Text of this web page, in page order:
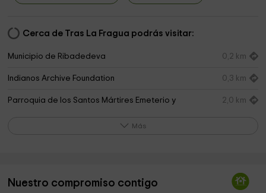
Cerca de Tras La Fragua podrás visitar:
Municipio de Ribadedeva 0,2 km
Indianos Archive Foundation 0,3 km
Parroquia de los Santos Mártires Emeterio y
2,0 km
Faro de San Emeterio 3,0 km
Más
Nuestro compromiso contigo